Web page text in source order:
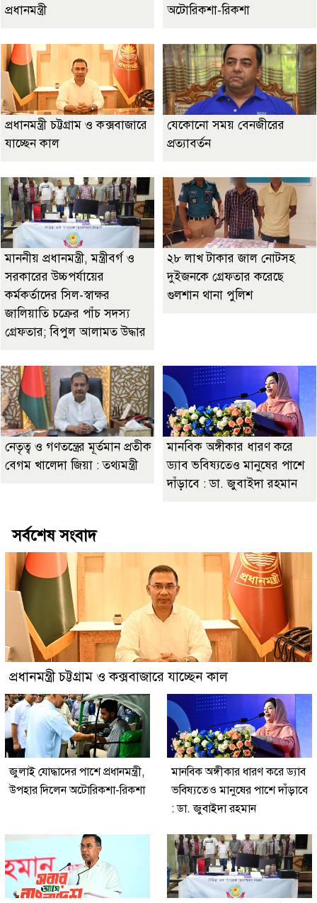
প্রধানমন্ত্রী
অটোরিকশা-রিকশা
প্রধানমন্ত্রী চট্টগ্রাম ও কক্সবাজারে
যাচ্ছেন কাল
যেকোনো সময় বেনজীরের
প্রত্যাবর্তন
মাননীয় প্রধানমন্ত্রী, মন্ত্রীবর্গ ও
সরকারের উচ্চপর্যায়ের
কর্মকর্তাদের সিল-স্বাক্ষর
জালিয়াতি চক্রের পাঁচ সদস্য
গ্রেফতার; বিপুল আলামত উদ্ধার
২৮ লাখ টাকার জাল নোটসহ
দুইজনকে গ্রেফতার করেছে
গুলশান থানা পুলিশ
নেতৃত্ব ও গণতন্ত্রের মূর্তমান প্রতীক
বেগম খালেদা জিয়া : তথ্যমন্ত্রী
মানবিক অঙ্গীকার ধারণ করে
ড্যাব ভবিষ্যতেও মানুষের পাশে
দাঁড়াবে : ডা. জুবাইদা রহমান
সর্বশেষ সংবাদ
প্রধানমন্ত্রী চট্টগ্রাম ও কক্সবাজারে যাচ্ছেন কাল
জুলাই যোদ্ধাদের পাশে প্রধানমন্ত্রী,
উপহার দিলেন অটোরিকশা-রিকশা
মানবিক অঙ্গীকার ধারণ করে ড্যাব
ভবিষ্যতেও মানুষের পাশে দাঁড়াবে
: ডা. জুবাইদা রহমান